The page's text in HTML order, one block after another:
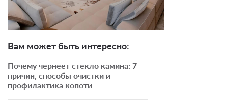
Вам может быть интересно:
Почему чернеет стекло камина: 7
причин, способы очистки и
профилактика копоти